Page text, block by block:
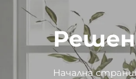
Начална